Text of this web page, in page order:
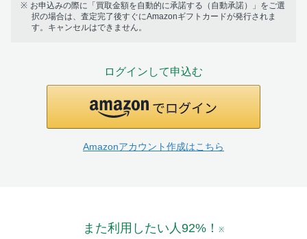
お申込みの際に「買取金額を自動的に承諾する（自動承諾）」をご選
択の場合は、査定完了後すぐにAmazonギフトカードが発行されま
す。キャンセルはできません。
ログインして申込む
Amazonアカウント作成はこちら
また利用したい人92%！ ※